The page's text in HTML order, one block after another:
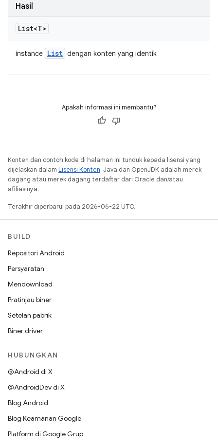
Hasil
List<T>
instance List dengan konten yang identik
Apakah informasi ini membantu?
Konten dan contoh kode di halaman ini tunduk kepada lisensi yang
dijelaskan dalam Lisensi Konten. Java dan OpenJDK adalah merek
dagang atau merek dagang terdaftar dari Oracle dan/atau
afiliasinya.
Terakhir diperbarui pada 2026-06-22 UTC.
BUILD
Repositori Android
Persyaratan
Mendownload
Pratinjau biner
Setelan pabrik
Biner driver
HUBUNGKAN
@Android di X
@AndroidDev di X
Blog Android
Blog Keamanan Google
Platform di Google Grup